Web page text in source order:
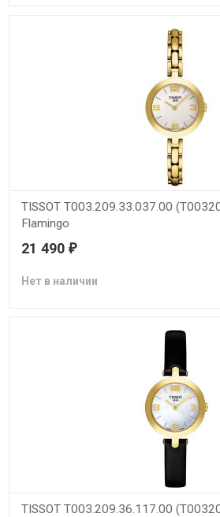
TISSOT T003.209.33.037.00
Flamingo
21 490 ₽
Нет в наличии
TISSOT T003.209.36.117.00